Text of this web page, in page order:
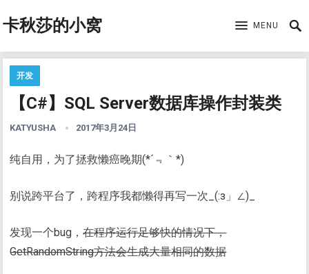
卡秋莎的小窝 MENU
开发
【C#】SQL Server数据库操作封装类
KATYUSHA 2017年3月24日
纯自用，为了拯救懒癌晚期(*´﹃｀*)
别说跨平台了，跨程序我都懒得再写一次_(:з」∠)_
发现一个bug，在程序运行足够快的情况下，
GetRandomString方法会生成大量相同的数据